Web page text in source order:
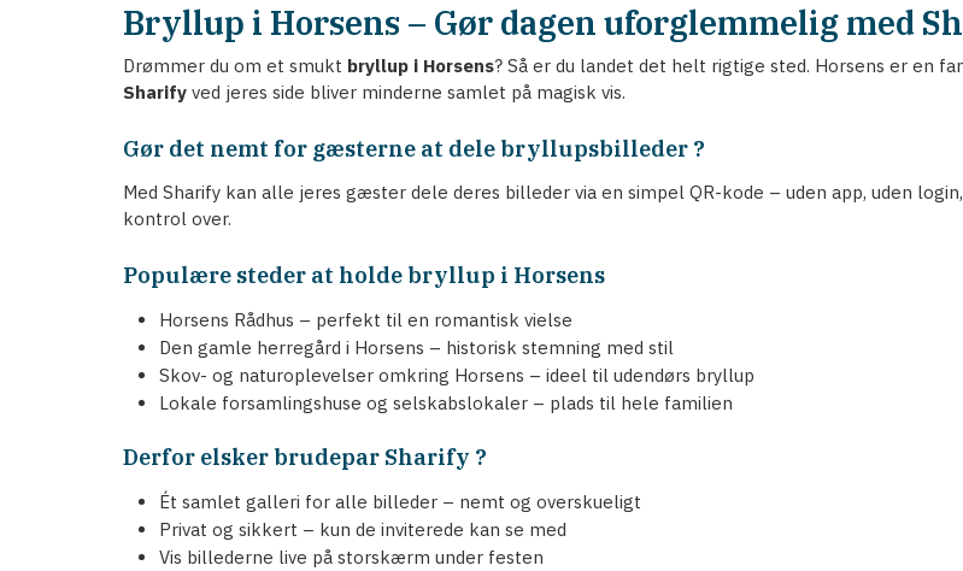
Bryllup i Horsens – Gør dagen uforglemmelig med
Drømmer du om et smukt bryllup i Horsens? Så er du landet det helt rigtige sted. Horsens er en
Sharify ved jeres side bliver minderne samlet på magisk vis.
Gør det nemt for gæsterne at dele bryllupsbilleder ?
Med Sharify kan alle jeres gæster dele deres billeder via en simpel QR-kode – uden app, uden
kontrol over.
Populære steder at holde bryllup i Horsens
Horsens Rådhus – perfekt til en romantisk vielse
Den gamle herregård i Horsens – historisk stemning med stil
Skov- og naturoplevelser omkring Horsens – ideel til udendørs bryllup
Lokale forsamlingshuse og selskabslokaler – plads til hele familien
Derfor elsker brudepar Sharify ?
Ét samlet galleri for alle billeder – nemt og overskueligt
Privat og sikkert – kun de inviterede kan se med
Vis billederne live på storskærm under festen